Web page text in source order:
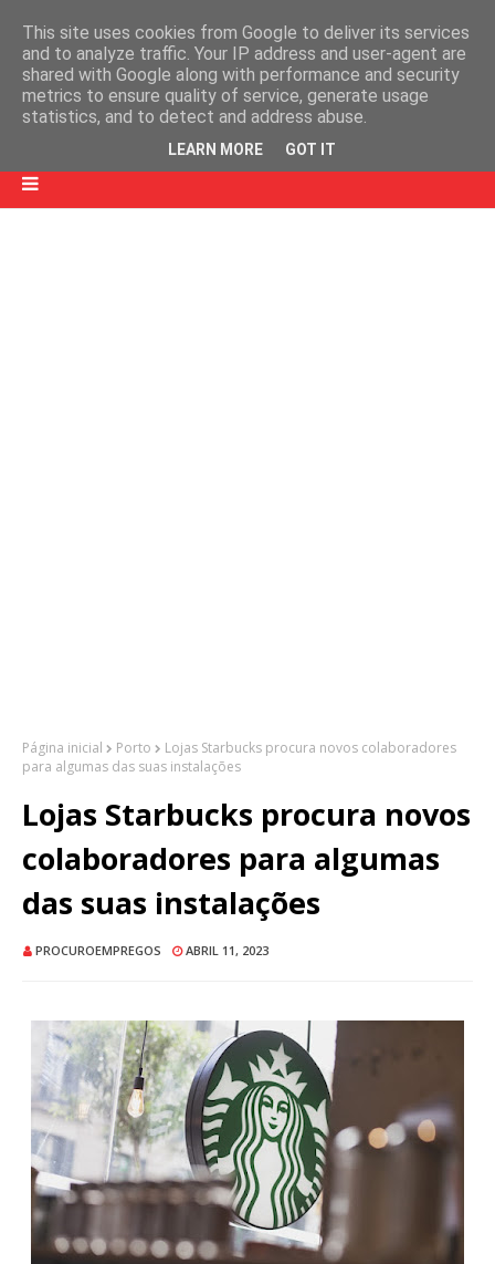
Página inicial Porto
Lojas Starbucks procura novos colaboradores
para algumas das suas instalações
Lojas Starbucks procura novos
colaboradores para algumas
das suas instalações
PROCUROEMPREGOS ABRIL 11, 2023
This site uses cookies from Google to deliver its services
and to analyze traffic. Your IP address and user-agent are
shared with Google along with performance and security
metrics to ensure quality of service, generate usage
statistics, and to detect and address abuse.
LEARN MORE GOT IT